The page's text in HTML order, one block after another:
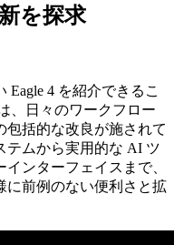
を探求
4 を紹介できるこ
、日々のワークフロー
包括的な改良が施されて
テムから実用的な AI ツ
ンターフェイスまで、
に前例のない便利さと拡